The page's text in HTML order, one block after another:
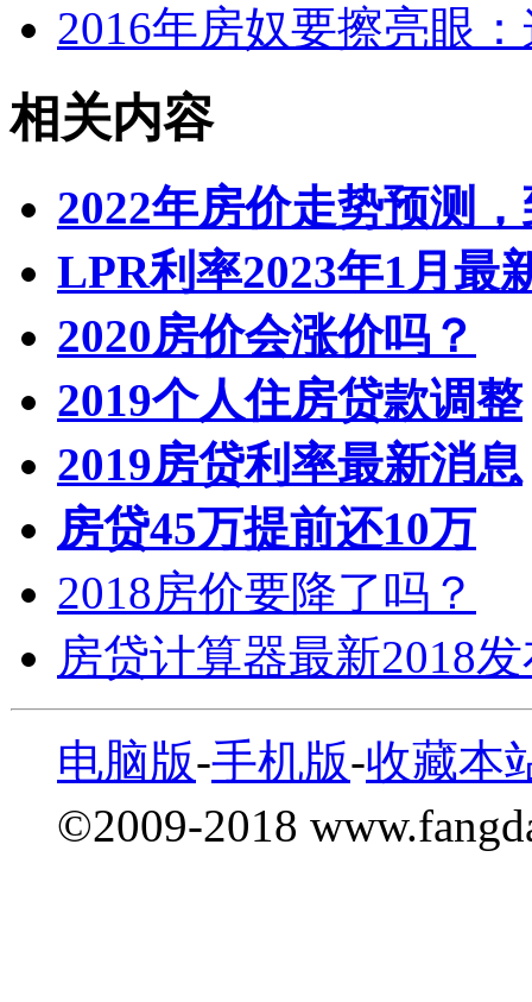
2016年房奴要擦亮眼
相关内容
2022年房价走势预测
LPR利率2023年1月最
2020房价会涨价吗？
2019个人住房贷款调整
2019房贷利率最新消息
房贷45万提前还10万
2018房价要降了吗？
房贷计算器最新2018
电脑版-手机版-收藏本
©2009-2018